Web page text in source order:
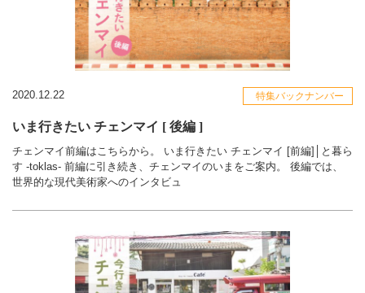
2020.12.22 特集バックナンバー
いま行きたい チェンマイ [ 後編 ]
チェンマイ前編はこちらから。 いま行きたい チェンマイ [前編]│と暮ら
す -toklas- 前編に引き続き、チェンマイのいまをご案内。 後編では、
世界的な現代美術家へのインタビュ